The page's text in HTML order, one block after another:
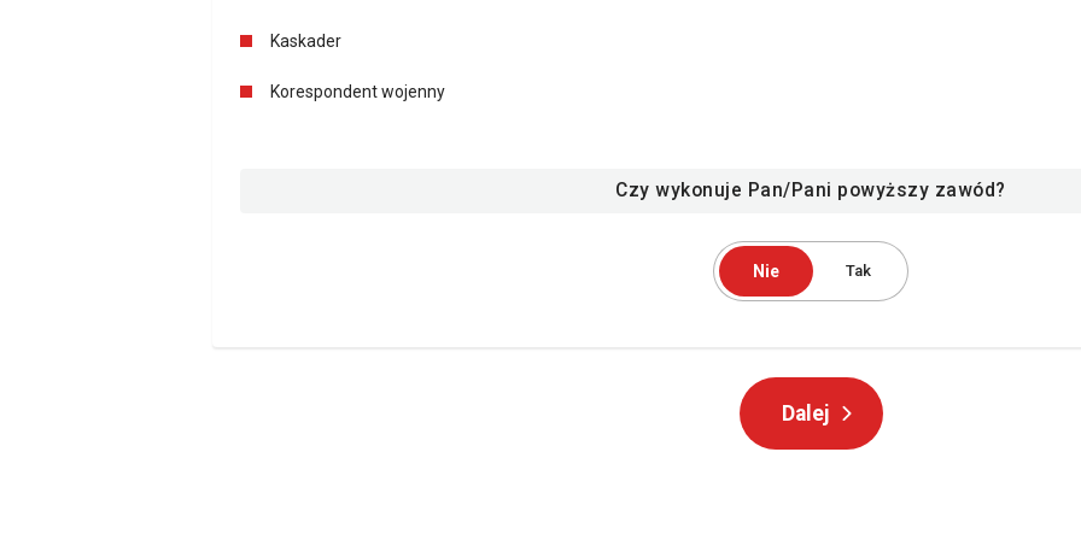
Kaskader
Korespondent wojenny
Czy wykonuje Pan/Pani powyższy zawód?